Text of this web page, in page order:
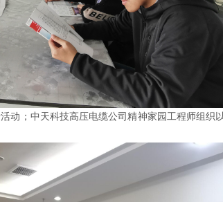
动；中天科技高压电缆公司精神家园工程师组织